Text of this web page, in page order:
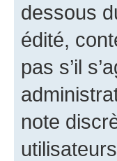
dessous
édité,
pas s’il
note